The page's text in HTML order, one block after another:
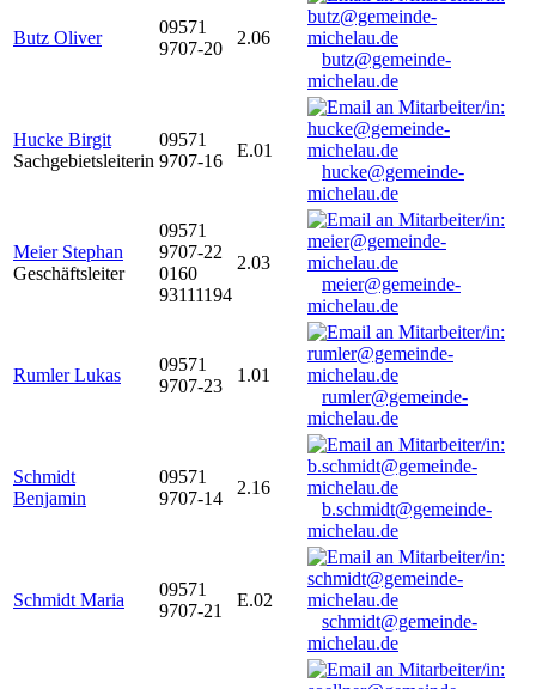
Butz Oliver
09571
9707-20
2.06
butz@gemeinde-
michelau.de
Hucke Birgit
Sachgebietsleiterin
09571
9707-16
E.01
hucke@gemeinde-
michelau.de
Meier Stephan
Geschäftsleiter
09571
9707-22
0160
93111194
2.03
meier@gemeinde-
michelau.de
Rumler Lukas
09571
9707-23
1.01
rumler@gemeinde-
michelau.de
Schmidt
Benjamin
09571
9707-14
2.16
b.schmidt@gemeinde-
michelau.de
Schmidt Maria
09571
9707-21
E.02
schmidt@gemeinde-
michelau.de